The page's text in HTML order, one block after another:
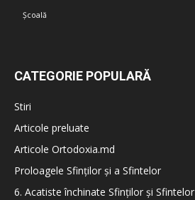
Școală
CATEGORIE POPULARĂ
Stiri
Articole preluate
Articole Ortodoxia.md
Proloagele Sfinților și a Sfintelor
6. Acatiste închinate Sfinților și Sfintelor